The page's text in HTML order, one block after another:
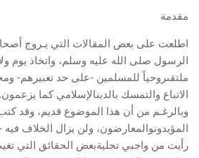
مقدمة
اطلعت على بعض المقالات التي يـروج
الرسول صلى الله عليه وسلم، واتخاذ يوم
ملتقىروحياً للمسلمين -على حد تعبيرهم-
الاتباع والتمسك بالدينالإسلامي كما
وبالرغـم من أن هذا الموضوع قديم، وقد
المؤيدونوالمعارضون، ولن يزال الخلاف فيه -
رأيت من واجبي تجليةبعض الحقائق التي